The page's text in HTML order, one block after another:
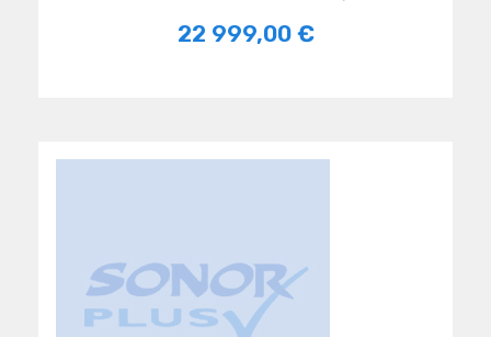
22 999,00 €